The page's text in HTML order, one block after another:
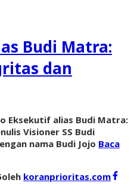
Budi Matra:
dan
Eksekutif alias Budi Matra:
Visioner SS Budi
nama Budi Jojo Baca
oleh koranprioritas.com